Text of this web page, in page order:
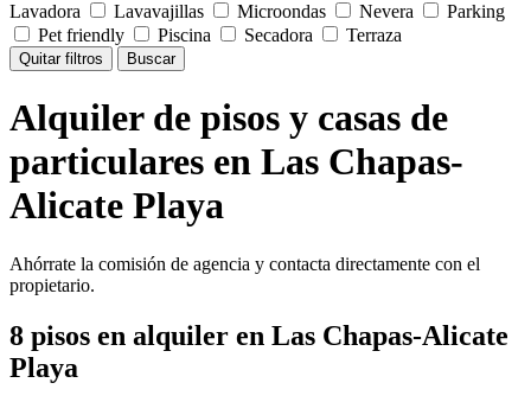
Lavadora
Lavavajillas Microondas Nevera
Parking
Pet friendly
Piscina Secadora Terraza
Quitar filtros Buscar
Alquiler de pisos y casas de
particulares en Las Chapas-
Alicate Playa
Ahórrate la comisión de agencia y contacta directamente con el
propietario.
8 pisos en alquiler en Las Chapas-Alicate
Playa